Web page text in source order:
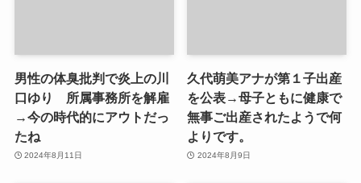
男性の体臭批判で炎上の川
口ゆり 所属事務所を解雇
→今の時代的にアウトだっ
たね
2024年8月11日
久代萌美アナが第１子出産
を公表→母子ともに健康で
無事ご出産されたようで何
よりです。
2024年8月9日